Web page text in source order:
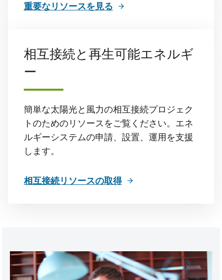
重要なリソースを見る
相互接続と再生可能エネルギ
ー
簡単な太陽光と風力の相互接続プロジェク
トのためのリソースをご覧ください。エネ
ルギーシステムの申請、設置、運用を支援
します。
相互接続リソースの取得